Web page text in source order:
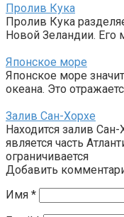
Пролив Кука
Пролив Кука
Новой Зеландии. Его
Японское море
Японское море
океана. Это
Залив Сан-Хорхе
Находится залив
является часть
ограничивается
Добавить
Имя *